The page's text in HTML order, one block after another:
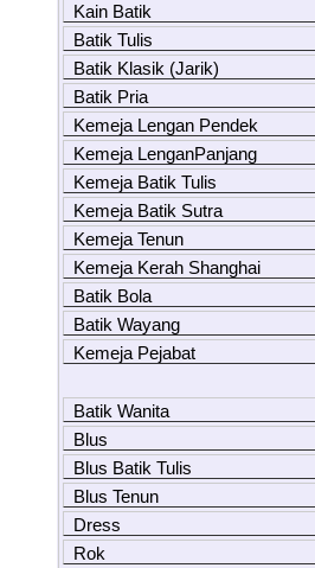
Kain Batik
Batik Tulis
Batik Klasik (Jarik)
Batik Pria
Kemeja Lengan Pendek
Kemeja LenganPanjang
Kemeja Batik Tulis
Kemeja Batik Sutra
Kemeja Tenun
Kemeja Kerah Shanghai
Batik Bola
Batik Wayang
Kemeja Pejabat
Batik Wanita
Blus
Blus Batik Tulis
Blus Tenun
Dress
Rok